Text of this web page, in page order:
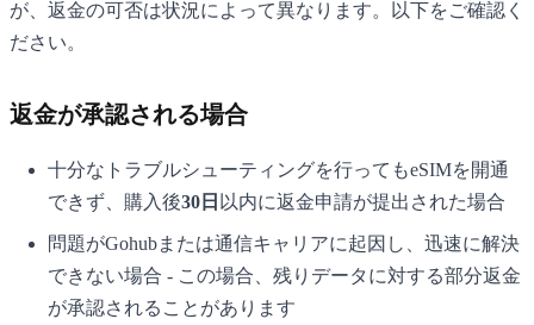
が、返金の可否は状況によって異なります。以下をご確認く
ださい。
返金が承認される場合
十分なトラブルシューティングを行ってもeSIMを開通
できず、購入後30日 以内に返金申請が提出された場合
問題がGohubまたは通信キャリアに起因し、迅速に解決
できない場合 - この場合、残りデータに対する部分返金
が承認されることがあります